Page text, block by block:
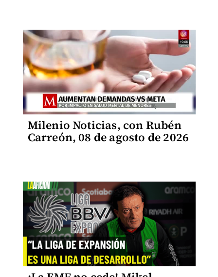
Milenio Noticias, con Rubén
Carreón, 08 de agosto de 2026